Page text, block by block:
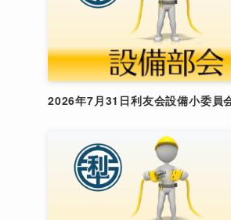
2026年7月31日利友会設備小委員